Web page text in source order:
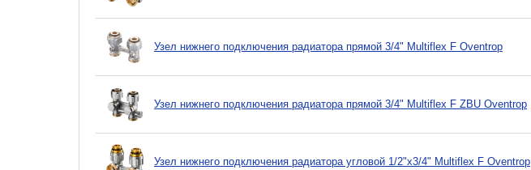
Узел нижнего подключения радиатора прямой 3/4" Multiflex F Oventrop
Узел нижнего подключения радиатора прямой 3/4" Multiflex F ZBU Oventrop
Узел нижнего подключения радиатора угловой 1/2"х3/4" Multiflex F Oventrop